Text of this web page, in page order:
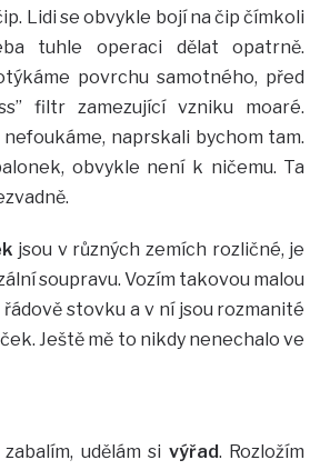
Lidi se obvykle bojí na čip čímkoli
tuhle operaci dělat opatrně.
povrchu samotného, před
filtr zamezující vzniku moaré.
naprskali bychom tam.
obvykle není k ničemu. Ta
jsou v různých zemích rozličné, je
soupravu. Vozím takovou malou
stovku a v ní jsou rozmanité
Ještě mě to nikdy nenechalo ve
udělám si výřad. Rozložím